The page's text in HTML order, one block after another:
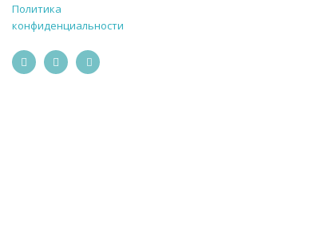
Политика
конфиденциальности